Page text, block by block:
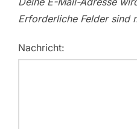
Erforderliche Felder sind
Nachricht: